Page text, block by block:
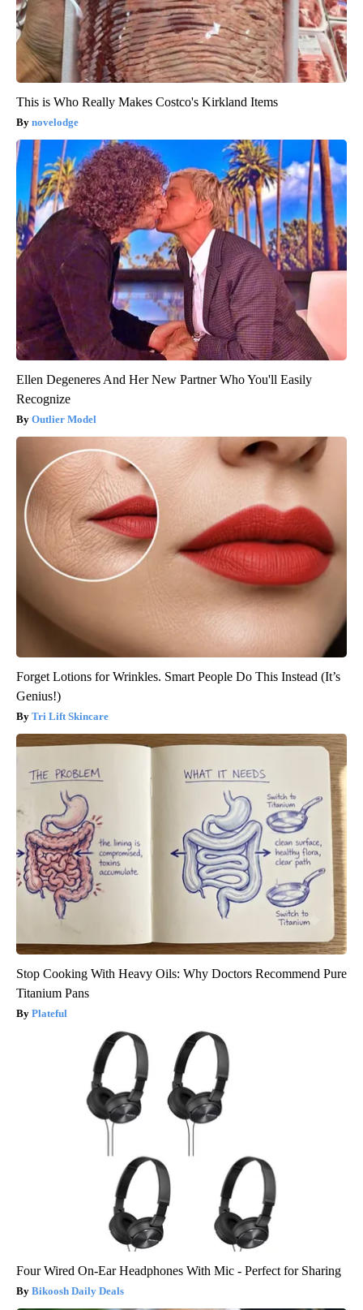
This is Who Really Makes Costco's Kirkland Items
novelodge
Ellen Degeneres And Her New Partner Who You'll Easily
Recognize
Outlier Model
Forget Lotions for Wrinkles. Smart People Do This Instead (It’s
Genius!)
Tri Lift Skincare
Stop Cooking With Heavy Oils: Why Doctors Recommend Pure
Titanium Pans
Plateful
Four Wired On-Ear Headphones With Mic - Perfect for Sharing
Bikoosh Daily Deals